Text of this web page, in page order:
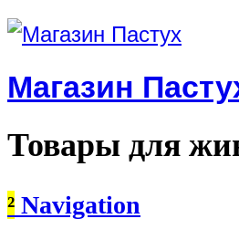
Магазин
Товары для
² Navigation